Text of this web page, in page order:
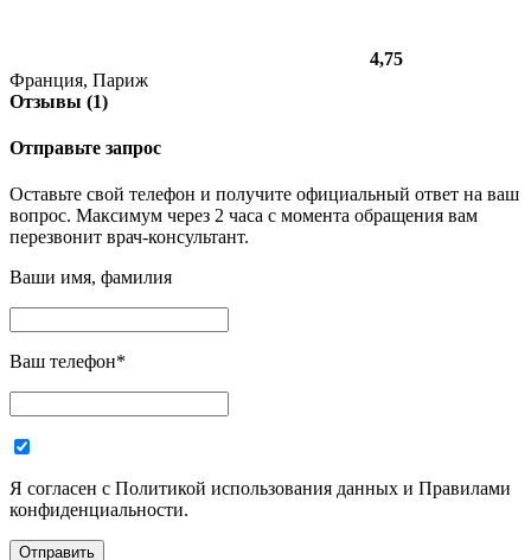
4,75
Франция, Париж
Отзывы (1)
Отправьте запрос
Оставьте свой телефон и получите официальный ответ на ваш
вопрос. Максимум через 2 часа с момента обращения вам
перезвонит врач-консультант.
Ваши имя, фамилия
Ваш телефон*
Я согласен с Политикой использования данных и Правилами
конфиденциальности.